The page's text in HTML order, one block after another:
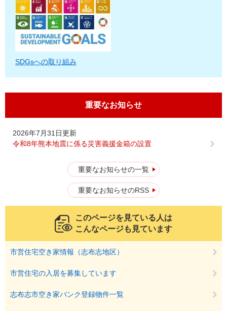
SDGsへの取り組み
重要なお知らせ
2026年7月31日更新
令和8年熊本地震に係る災害義援金箱の設置
重要なお知らせの一覧
重要なお知らせのRSS
このページを見ている人は
こんなページも見ています
市営住宅空き家情報（志布志地区）
市営住宅の入居を募集しています
志布志市空き家バンク登録物件一覧